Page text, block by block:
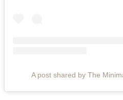
A post shared by The